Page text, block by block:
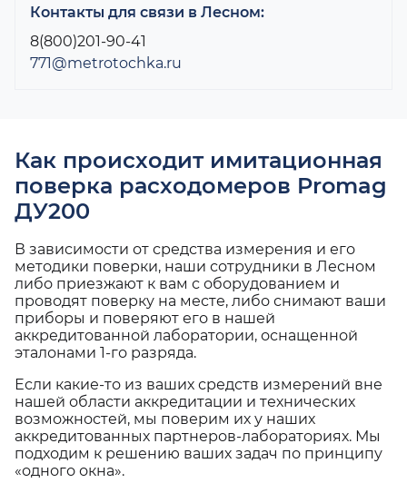
Контакты для связи в Лесном:
8(800)201-90-41
771@metrotochka.ru
Как происходит имитационная
поверка расходомеров Promag
ДУ200
В зависимости от средства измерения и его
методики поверки, наши сотрудники в Лесном
либо приезжают к вам с оборудованием и
проводят поверку на месте, либо снимают ваши
приборы и поверяют его в нашей
аккредитованной лаборатории, оснащенной
эталонами 1-го разряда.
Если какие-то из ваших средств измерений вне
нашей области аккредитации и технических
возможностей, мы поверим их у наших
аккредитованных партнеров-лабораториях. Мы
подходим к решению ваших задач по принципу
«одного окна».